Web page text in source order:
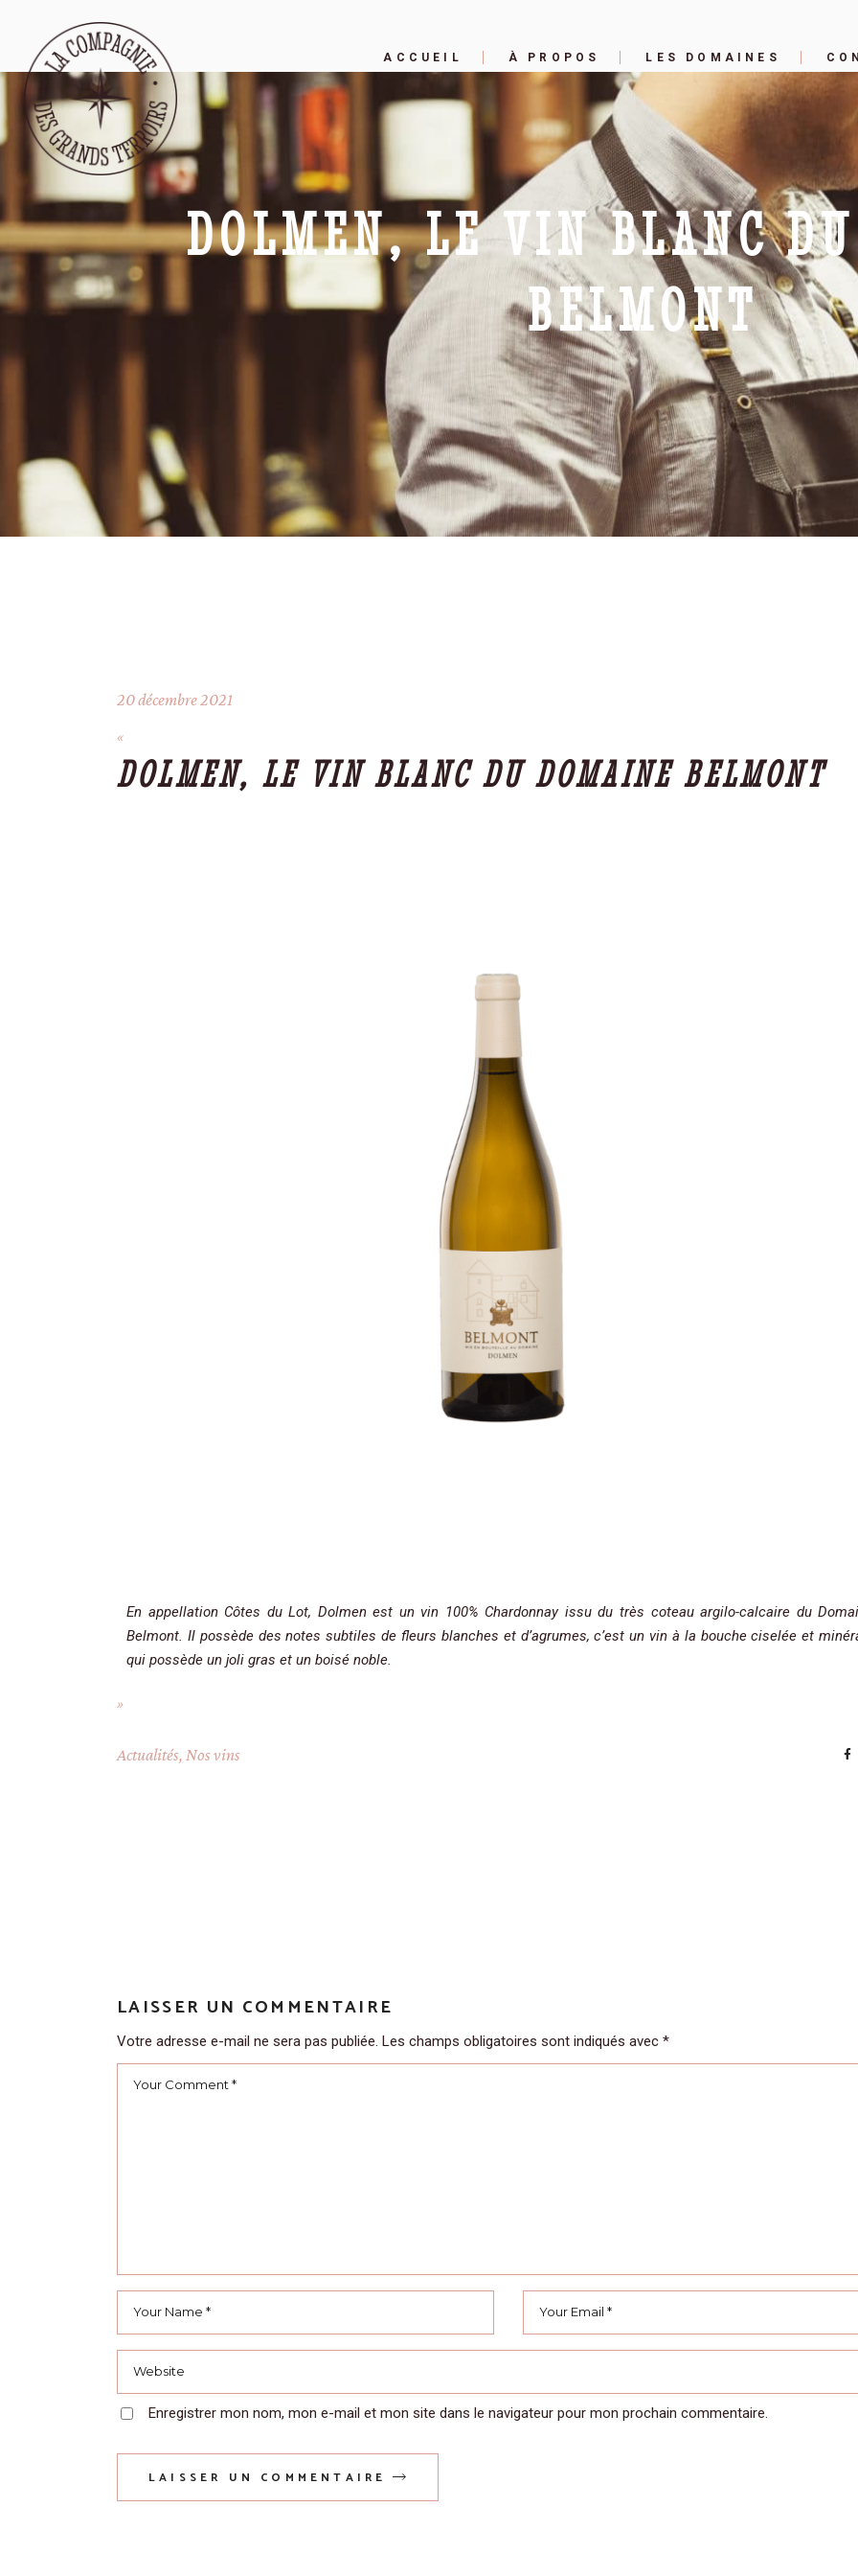
ACCUEIL À PROPOS LES DOMAINES
DOLMEN, LE VIN BLANC
BELMONT
20 décembre 2021
DOLMEN, LE VIN BLANC DU DOMAINE BELMONT
En appellation Côtes du Lot, Dolmen est un vin 100% Chardonnay issu du très coteau argilo-calcaire du
Belmont. Il possède des notes subtiles de fleurs blanches et d’agrumes, c’est un vin à la bouche ciselée et
qui possède un joli gras et un boisé noble.
Actualités, Nos vins
LAISSER UN COMMENTAIRE
Votre adresse e-mail ne sera pas publiée. Les champs obligatoires sont indiqués avec *
Enregistrer mon nom, mon e-mail et mon site dans le navigateur pour mon prochain commentaire.
LAISSER UN COMMENTAIRE